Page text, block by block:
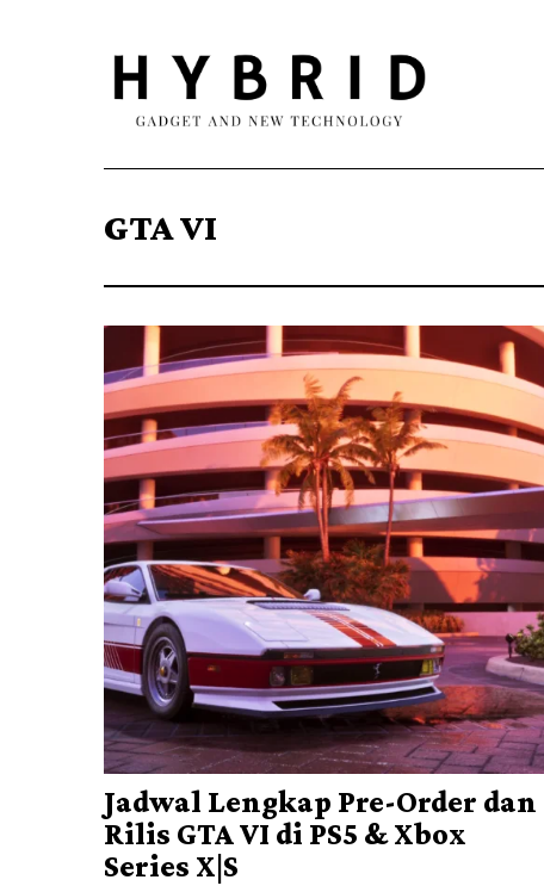
GTA VI
Jadwal Lengkap Pre-Order dan
Rilis GTA VI di PS5 & Xbox
Series X|S